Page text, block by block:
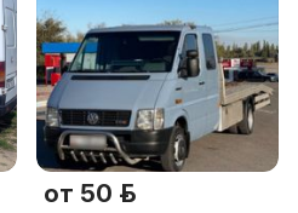
от 50 р.